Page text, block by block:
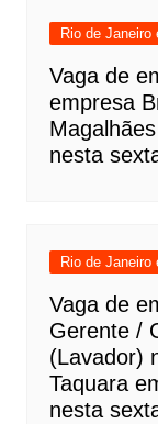
Rio de Janeiro
Vaga de
empresa
nesta
Rio de Janeiro
Vaga de
Gerente /
(Lavador)
Taquara
nesta